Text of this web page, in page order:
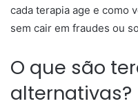
cada terapia age e como
sem cair em fraudes ou
O que são
alternativas?